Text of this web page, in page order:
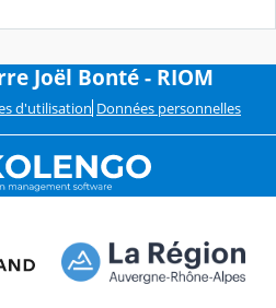
Joël Bonté - RIOM
d'utilisation Données personnelles